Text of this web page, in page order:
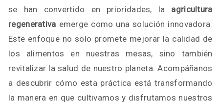
se han convertido en prioridades, la agricultura
regenerativa emerge como una solución innovadora.
Este enfoque no solo promete mejorar la calidad de
los alimentos en nuestras mesas, sino también
revitalizar la salud de nuestro planeta. Acompáñanos
a descubrir cómo esta práctica está transformando
la manera en que cultivamos y disfrutamos nuestros